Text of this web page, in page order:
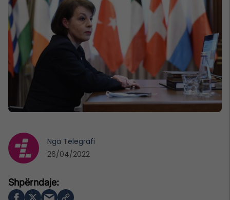
Nga Telegrafi
26/04/2022